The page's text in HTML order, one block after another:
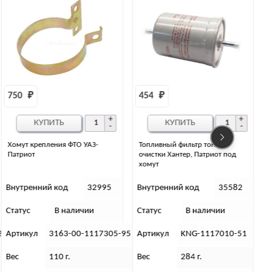
Топливный фильтр тонкой
очистки Хантер, Патриот под
454 ₽
Внутренний код 35582
Статус В наличии
Артикул KNG-1117010-51
Вес 284 г.
КУПИТЬ
Топливный фильтр тонкой
очистки под защелку (инжектор)
577 ₽
Внутренний код 35583
Статус В наличии
Артикул KNG-1117010-55
Вес 236 г.
КУПИТЬ